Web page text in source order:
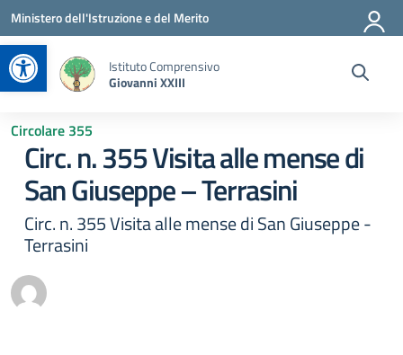
Apri la barra degli strumenti
Vai ai contenuti
Vai al menu di navigazione
Vai al footer
Ministero dell'Istruzione e del Merito
Istituto Comprensivo
Giovanni XXIII
Circolare 355
Circ. n. 355 Visita alle mense di
San Giuseppe – Terrasini
Circ. n. 355 Visita alle mense di San Giuseppe -
Terrasini